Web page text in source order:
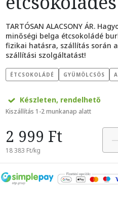
TARTÓSAN ALACSONY ÁR.
minőségi belga étcsokoládé
fizikai hatásra, szállítás során
szállítási szolgáltatást!
ÉTCSOKOLÁDÉ GYÜMÖLCSÖS
Készleten, rendelhető
Kiszállítás 1-2 munkanap alatt
2 999 Ft
18 383 Ft/kg